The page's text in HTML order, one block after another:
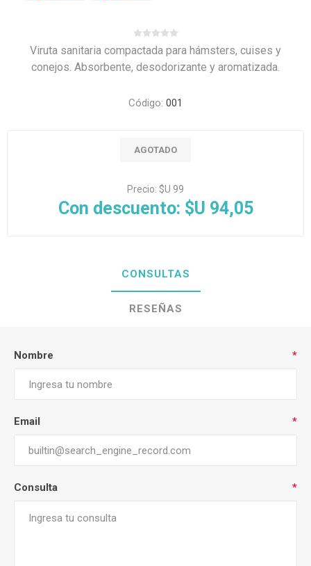
Viruta sanitaria compactada para hámsters, cuises y
conejos. Absorbente, desodorizante y aromatizada.
Código: 001
AGOTADO
Precio: $U 99
Con descuento: $U 94,05
CONSULTAS
RESEÑAS
Nombre *
Email *
Consulta *